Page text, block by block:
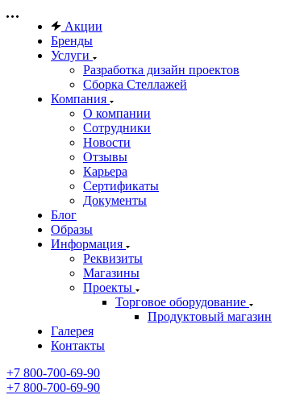
Акции
Бренды
Услуги
Разработка дизайн проектов
Сборка Стеллажей
Компания
О компании
Сотрудники
Новости
Отзывы
Карьера
Сертификаты
Документы
Блог
Образы
Информация
Реквизиты
Магазины
Проекты
Торговое оборудование
Продуктовый магазин
Галерея
Контакты
+7 800-700-69-90
+7 800-700-69-90